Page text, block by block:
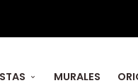
MURALES